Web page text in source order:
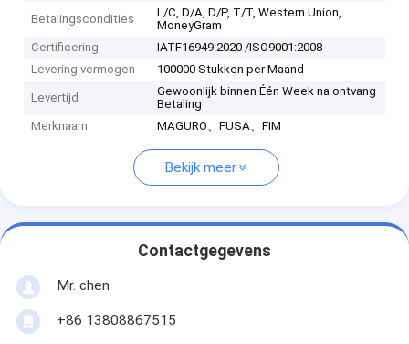
Betalingscondities
L/C, D/A, D/P, T/T, Western Union,
MoneyGram
Certificering
IATF16949:2020 /ISO9001:2008
Levering vermogen
100000 Stukken per Maand
Levertijd
Gewoonlijk binnen Één Week na ontvang
Betaling
Merknaam
MAGURO、FUSA、FIM
Bekijk meer
Contactgegevens
Mr. chen
+86 13808867515